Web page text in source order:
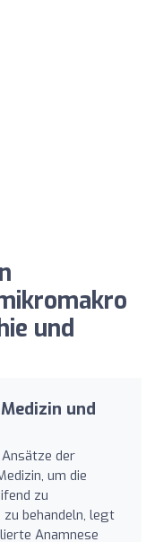
und
und
der
um die
zu
behandeln, legt
Anamnese